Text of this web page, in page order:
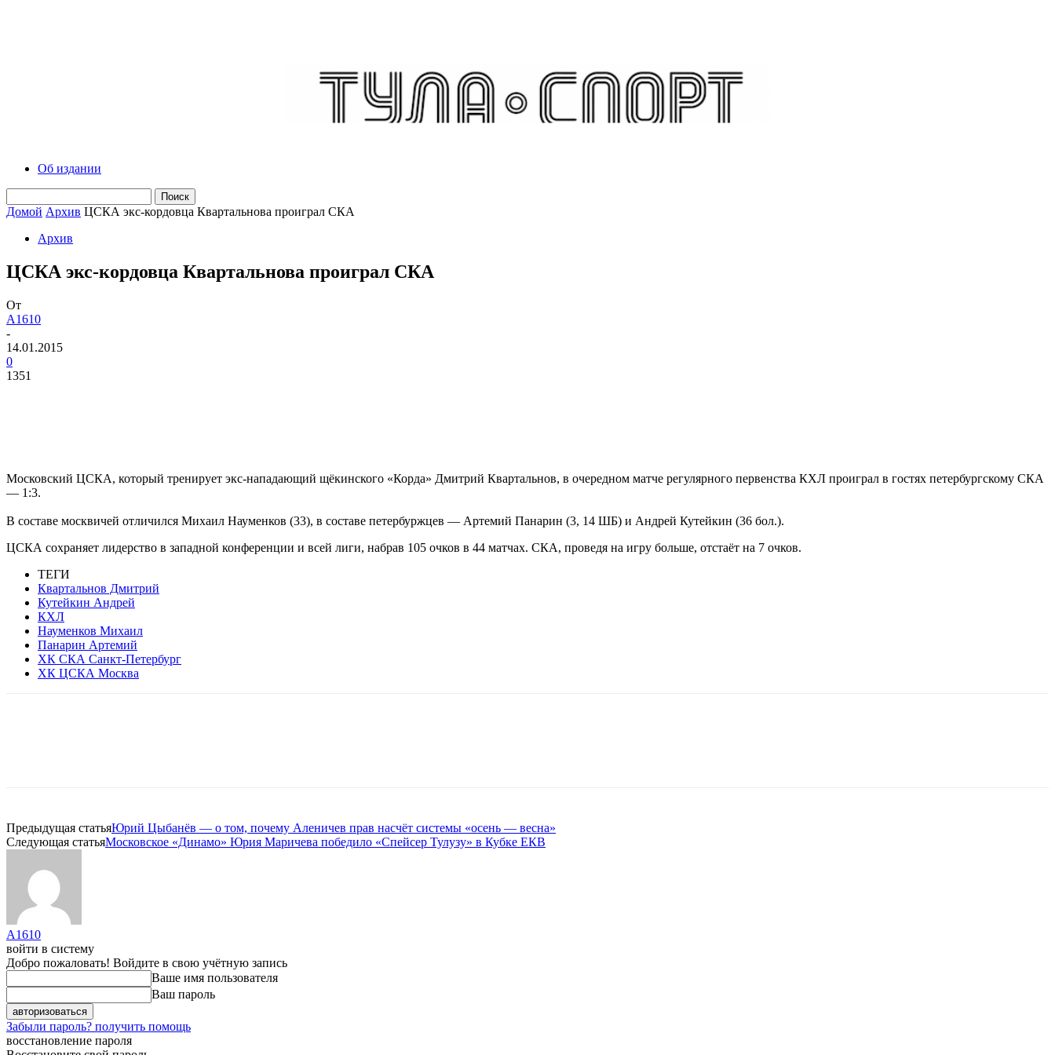
Об издании
Домой Архив ЦСКА экс-кордовца Квартальнова проиграл СКА
Архив
ЦСКА экс-кордовца Квартальнова проиграл СКА
От
A1610
-
14.01.2015
0
1351
Московский ЦСКА, который тренирует экс-нападающий щёкинского «Корда» Дмитрий Квартальнов, в очередном матче регулярного первенства КХЛ проиграл в гостях петербургскому СКА
— 1:3.
В составе москвичей отличился Михаил Науменков (33), в составе петербуржцев — Артемий Панарин (3, 14 ШБ) и Андрей Кутейкин (36 бол.).
ЦСКА сохраняет лидерство в западной конференции и всей лиги, набрав 105 очков в 44 матчах. СКА, проведя на игру больше, отстаёт на 7 очков.
ТЕГИ
Квартальнов Дмитрий
Кутейкин Андрей
КХЛ
Науменков Михаил
Панарин Артемий
ХК СКА Санкт-Петербург
ХК ЦСКА Москва
Предыдущая статьяЮрий Цыбанёв — о том, почему Аленичев прав насчёт системы «осень — весна»
Следующая статьяМосковское «Динамо» Юрия Маричева победило «Спейсер Тулузу» в Кубке ЕКВ
A1610
войти в систему
Добро пожаловать! Войдите в свою учётную запись
Ваше имя пользователя
Ваш пароль
Забыли пароль? получить помощь
восстановление пароля